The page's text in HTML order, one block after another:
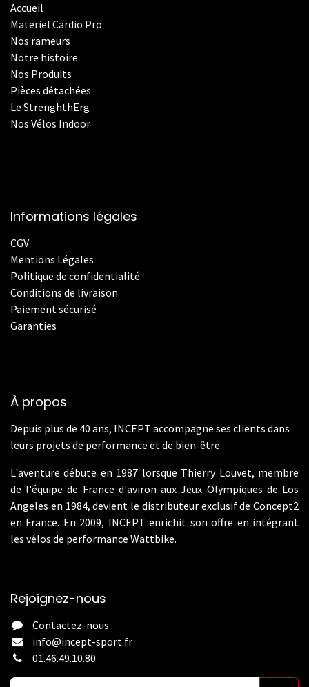
Accueil
Materiel Cardio Pro
Nos rameurs
Notre histoire
Nos Produits
Pièces détachées
Le StrenghthErg
Nos Vélos Indoor
Informations légales
CGV
Mentions Légales
Politique de confidentialité
Conditions de livraison
Paiement sécurisé
Garanties
À propos
Depuis plus de 40 ans, INCEPT accompagne ses clients dans
leurs projets de performance et de bien-être.
L'aventure débute en 1987 lorsque Thierry Louvet, membre
de l'équipe de France d'aviron aux Jeux Olympiques de Los
Angeles en 1984, devient le distributeur exclusif de Concept2
en France. En 2009, INCEPT enrichit son offre en intégrant
les vélos de performance Wattbike.
Rejoignez-nous
Contactez-nous
info@incept-sport.fr
01.46.49.10.80